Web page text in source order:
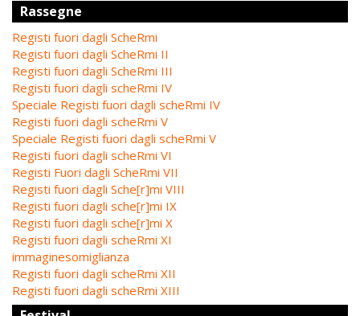
Rassegne
Registi fuori dagli ScheRmi
Registi fuori dagli ScheRmi II
Registi fuori dagli ScheRmi III
Registi fuori dagli scheRmi IV
Speciale Registi fuori dagli scheRmi IV
Registi fuori dagli scheRmi V
Speciale Registi fuori dagli scheRmi V
Registi fuori dagli scheRmi VI
Registi Fuori dagli ScheRmi VII
Registi fuori dagli Sche[r]mi VIII
Registi fuori dagli sche[r]mi IX
Registi fuori dagli sche[r]mi X
Registi fuori dagli scheRmi XI
immaginesomiglianza
Registi fuori dagli scheRmi XII
Registi fuori dagli scheRmi XIII